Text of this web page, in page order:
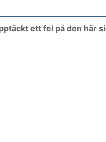
ett fel på den här